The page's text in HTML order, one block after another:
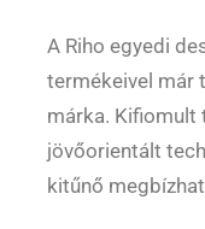
A Riho egyedi
termékeivel már
márka. Kifiomult
jövőorientált
kitűnő